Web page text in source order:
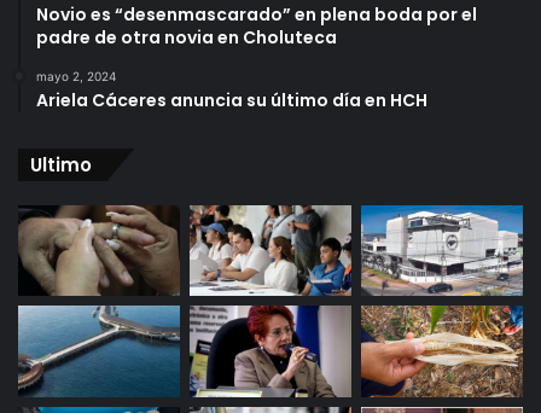
Novio es “desenmascarado” en plena boda por el
padre de otra novia en Choluteca
mayo 2, 2024
Ariela Cáceres anuncia su último día en HCH
Ultimo